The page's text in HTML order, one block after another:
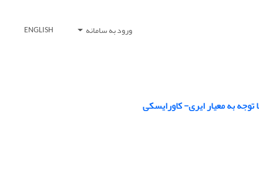
ورود به سامانه ENGLISH
توجه به معیار ایری- کاورایسکی